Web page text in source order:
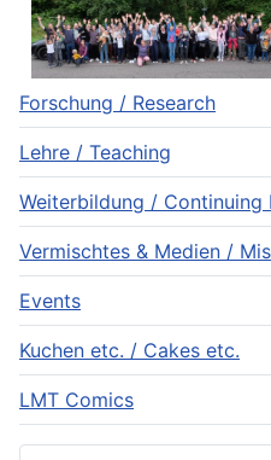
Forschung / Research
Lehre / Teaching
Weiterbildung / Continuing
Vermischtes & Medien /
Events
Kuchen etc. / Cakes etc.
LMT Comics